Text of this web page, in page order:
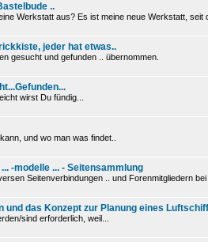
..
Werkstatt aus? Es ist meine neue Werkstatt, seit
jeder hat etwas..
gesucht und gefunden .. übernommen.
wirst Du fündig...
und wo man was findet..
-modelle ... - Seitensammlung
Seitenverbindungen .. und Forenmitgliedern
und das Konzept zur Planung eines
sind erforderlich, weil...